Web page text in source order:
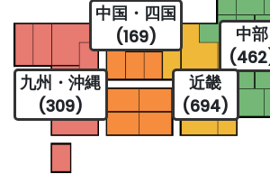
中部
近畿
(694)
中国・四国
(169)
九州・沖縄
(309)